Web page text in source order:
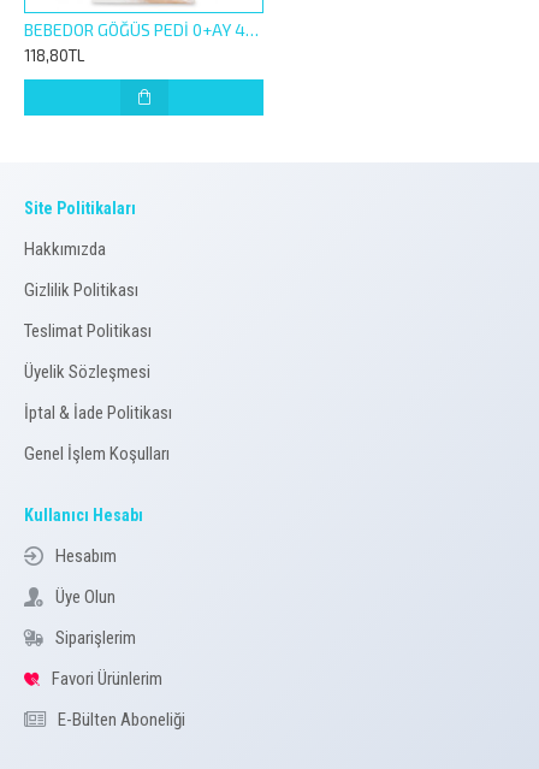
BEBEDOR GÖĞÜS PEDİ 0+AY 40LI 660
118,80TL
Site Politikaları
Hakkımızda
Gizlilik Politikası
Teslimat Politikası
Üyelik Sözleşmesi
İptal & İade Politikası
Genel İşlem Koşulları
Kullanıcı Hesabı
Hesabım
Üye Olun
Siparişlerim
Favori Ürünlerim
E-Bülten Aboneliği